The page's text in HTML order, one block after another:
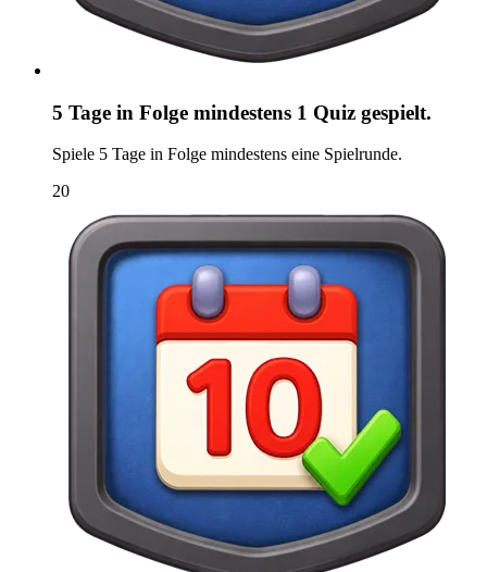
5 Tage in Folge mindestens 1 Quiz gespielt.
Spiele 5 Tage in Folge mindestens eine Spielrunde.
20